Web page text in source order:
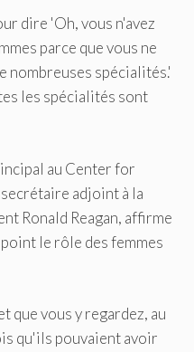
dire 'Oh, vous n'avez
parce que vous ne
nombreuses spécialités.'
les spécialités sont
au Center for
adjoint à la
Ronald Reagan, affirme
le rôle des femmes
que vous y regardez, au
qu'ils pouvaient avoir